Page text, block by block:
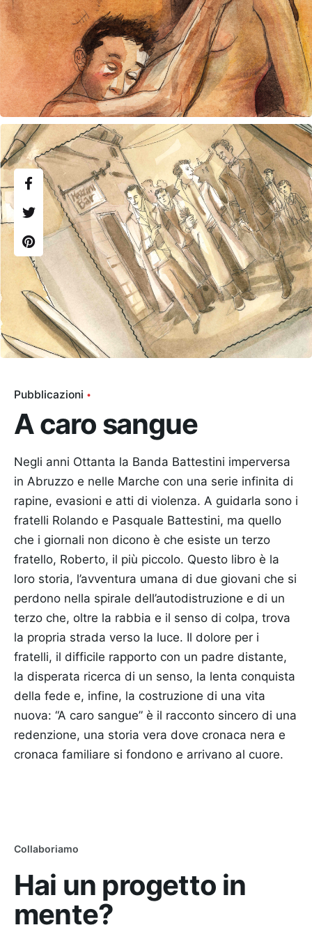
Pubblicazioni
A caro sangue
Negli anni Ottanta la Banda Battestini imperversa
in Abruzzo e nelle Marche con una serie infinita di
rapine, evasioni e atti di violenza. A guidarla sono i
fratelli Rolando e Pasquale Battestini, ma quello
che i giornali non dicono è che esiste un terzo
fratello, Roberto, il più piccolo. Questo libro è la
loro storia, l’avventura umana di due giovani che si
perdono nella spirale dell’autodistruzione e di un
terzo che, oltre la rabbia e il senso di colpa, trova
la propria strada verso la luce. Il dolore per i
fratelli, il difficile rapporto con un padre distante,
la disperata ricerca di un senso, la lenta conquista
della fede e, infine, la costruzione di una vita
nuova: “A caro sangue” è il racconto sincero di una
redenzione, una storia vera dove cronaca nera e
cronaca familiare si fondono e arrivano al cuore.
Collaboriamo
Hai un progetto in
mente?